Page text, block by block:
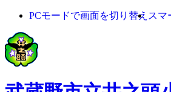
PCモードで画面を切り替え スマ